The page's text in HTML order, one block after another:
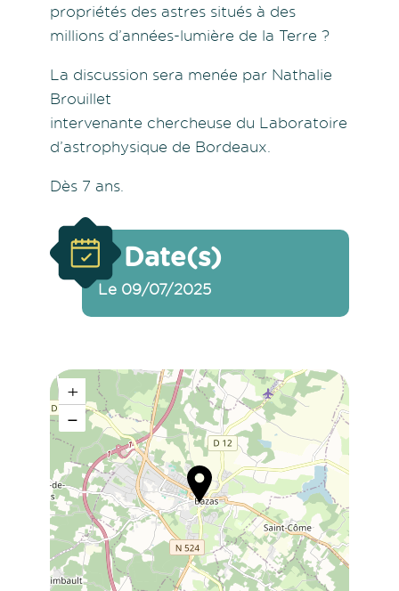
propriétés des astres situés à des
millions d’années-lumière de la Terre ?
La discussion sera menée par Nathalie
Brouillet
intervenante chercheuse du Laboratoire
d’astrophysique de Bordeaux.
Dès 7 ans.
Date(s)
Le 09/07/2025
+
−